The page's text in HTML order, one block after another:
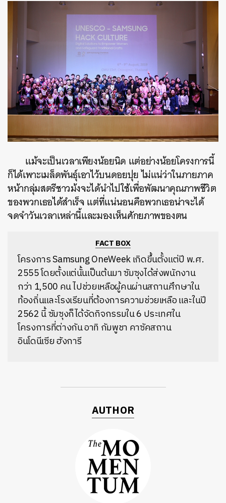
แม้จะเป็นเวลาเพียงน้อยนิด แต่อย่างน้อยโครงการนี้
ก็ได้เพาะเมล็ดพันธุ์เอาไว้บนดอยปุย ไม่แน่ว่าในภายภาค
หน้ากลุ่มสตรีชาวม้งจะได้นำไปใช้เพื่อพัฒนาคุณภาพชีวิต
ของพวกเธอได้สำเร็จ แต่ที่แน่นอนคือพวกเธอน่าจะได้
จดจำวันเวลาเหล่านี้และมองเห็นศักยภาพของตน
FACT BOX
โครงการ Samsung OneWeek เกิดขึ้นตั้งแต่ปี พ.ศ.
2555 โดยตั้งแต่นั้นเป็นต้นมา ซัมซุงได้ส่งพนักงาน
กว่า 1,500 คน ไปช่วยเหลือผู้คนผ่านสถานศึกษาใน
ท้องถิ่นและโรงเรียนที่ต้องการความช่วยเหลือ และในปี
2562 นี้ ซัมซุงก็ได้จัดกิจกรรมใน 6 ประเทศใน
โครงการที่ต่างกัน อาทิ กัมพูชา คาซัคสถาน
อินโดนีเซีย ฮังการี
AUTHOR